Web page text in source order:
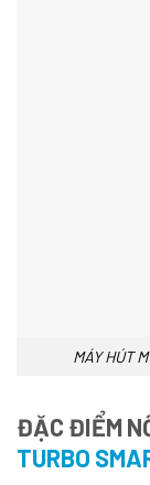
MÁY HÚT
ĐẶC ĐIỂM
TURBO